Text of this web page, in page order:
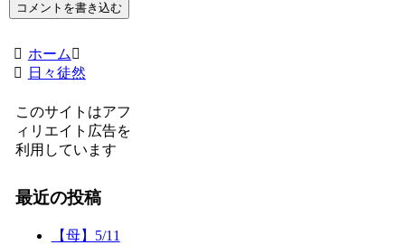
コメントを書き込む
ホーム
日々徒然
このサイトはアフ
ィリエイト広告を
利用しています
最近の投稿
【母】5/11